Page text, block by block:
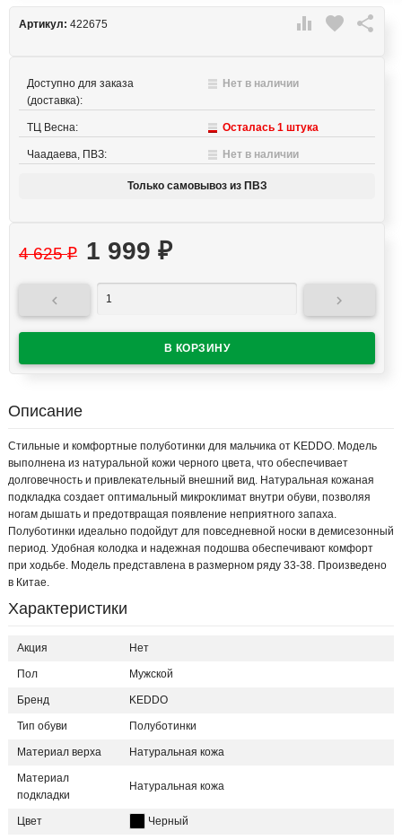
 favorite 
Артикул: 422675
Доступно для заказа
(доставка):
Нет в наличии
ТЦ Весна: Осталась 1 штука
Чаадаева, ПВЗ: Нет в наличии
Только самовывоз из ПВЗ
4 625₽ 1 999 ₽
 
Описание
Стильные и комфортные полуботинки для мальчика от KEDDO. Модель
выполнена из натуральной кожи черного цвета, что обеспечивает
долговечность и привлекательный внешний вид. Натуральная кожаная
подкладка создает оптимальный микроклимат внутри обуви, позволяя
ногам дышать и предотвращая появление неприятного запаха.
Полуботинки идеально подойдут для повседневной носки в демисезонный
период. Удобная колодка и надежная подошва обеспечивают комфорт
при ходьбе. Модель представлена в размерном ряду 33-38. Произведено
в Китае.
Характеристики
Акция Нет
Пол Мужской
Бренд KEDDO
Тип обуви Полуботинки
Материал верха Натуральная кожа
Материал
подкладки
Натуральная кожа
Цвет Черный